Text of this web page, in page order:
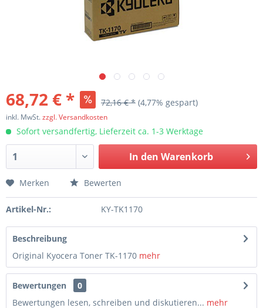
68,72 € * 72,16 € * (4,77% gespart)
inkl. MwSt.zzgl. Versandkosten
Sofort versandfertig, Lieferzeit ca. 1-3 Werktage
In den Warenkorb
Merken Bewerten
Artikel-Nr.: KY-TK1170
Beschreibung
Original Kyocera Toner TK-1170 mehr
Bewertungen
0
Bewertungen lesen, schreiben und diskutieren... mehr